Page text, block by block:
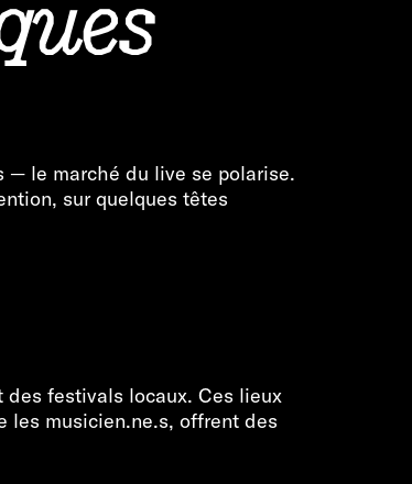
— le marché du live se polarise.
sur quelques têtes
des festivals locaux. Ces lieux
les musicien.ne.s, offrent des